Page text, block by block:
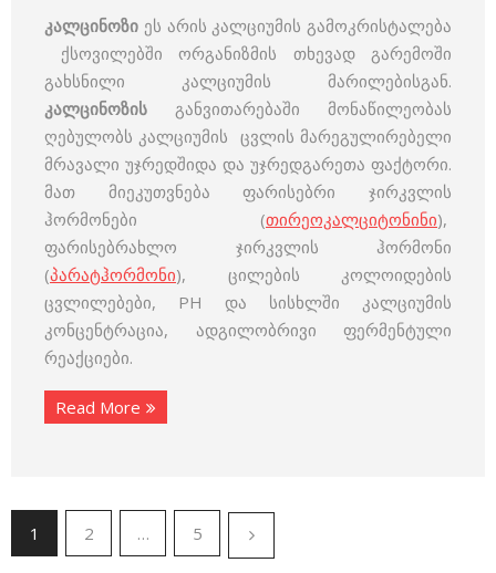
კალცინოზი ეს არის კალციუმის გამოკრისტალება
ქსოვილებში ორგანიზმის თხევად გარემოში
გახსნილი კალციუმის მარილებისგან.
კალცინოზის განვითარებაში მონაწილეობას
ღებულობს კალციუმის ცვლის მარეგულირებელი
მრავალი უჯრედშიდა და უჯრედგარეთა ფაქტორი.
მათ მიეკუთვნება ფარისებრი ჯირკვლის
ჰორმონები (თირეოკალციტონინი),
ფარისებრახლო ჯირკვლის ჰორმონი
(პარატჰორმონი), ცილების კოლოიდების
ცვლილებები, PH და სისხლში კალციუმის
კონცენტრაცია, ადგილობრივი ფერმენტული
რეაქციები.
Read More
1 2 … 5